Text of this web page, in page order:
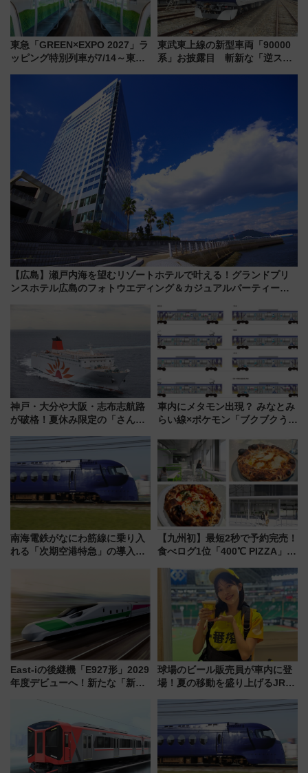
東急「GREEN×EXPO 2027」ラ
ッピング特別列車が7/14～東
ー！ 注目の編成やデザインまと
東武東上線の新型車両「90000
系」お披露目 斬新な「逆スラ
【広島】瀬戸内海を望むリゾートホテルで叶える！グランドプリ
ンスホテル広島のフォトウエディング＆カジュアルパーティープ
神戸・大分や大阪・志布志航路
が破格！夏休み限定の「さんふ
ート 夕朝食ビュッフェ付きで
快適な船旅はいかが？
車内にメタモン出現？ みなとみ
らい線×ポケモン「ブクブクうみ
行開始に！ この夏は直通列車で
横浜へ！
南海電鉄がなにわ筋線に乗り入
れる「次期空港特急」の導入を
【九州初】最短2秒で予約完売！
食べログ1位「400℃ PIZZA」が
プン。もつ鍋風など限定メニュ
ーも
East-iの後継機「E927形」2029
年度デビューへ！新たな「新幹
球場のビール販売員が車内に登
場！夏の移動を盛り上げるJR九
月7日限定 ソフトバンクホーク
スとコラボ